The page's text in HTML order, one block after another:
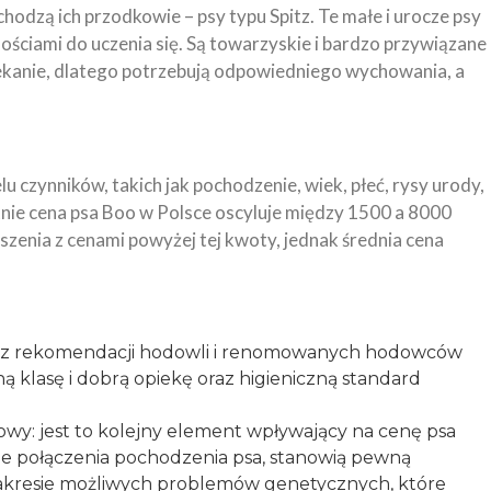
ich przodkowie – psy typu Spitz. Te małe i urocze psy
do uczenia się. Są towarzyskie i bardzo przywiązane
dlatego potrzebują odpowiedniego wychowania, a
czynników, takich jak pochodzenie, wiek, płeć, rysy urody,
cena psa Boo w Polsce oscyluje między 1500 a 8000
z cenami powyżej tej kwoty, jednak średnia cena
rekomendacji hodowli i renomowanych hodowców
klasę i dobrą opiekę oraz higieniczną standard
jest to kolejny element wpływający na cenę psa
pochodzenia psa, stanowią pewną
możliwych problemów genetycznych, które